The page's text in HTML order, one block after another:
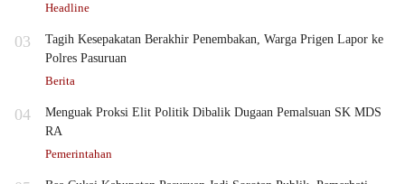
Headline
03
Tagih Kesepakatan Berakhir Penembakan, Warga Prigen Lapor ke
Polres Pasuruan
Berita
04
Menguak Proksi Elit Politik Dibalik Dugaan Pemalsuan SK MDS
RA
Pemerintahan